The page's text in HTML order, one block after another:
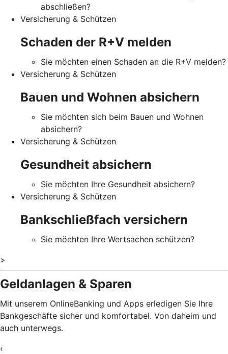
abschließen?
Versicherung & Schützen
Schaden der R+V melden
Sie möchten einen Schaden an die R+V melden?
Versicherung & Schützen
Bauen und Wohnen absichern
Sie möchten sich beim Bauen und Wohnen
absichern?
Versicherung & Schützen
Gesundheit absichern
Sie möchten Ihre Gesundheit absichern?
Versicherung & Schützen
Bankschließfach versichern
Sie möchten Ihre Wertsachen schützen?
>
Geldanlagen & Sparen
Mit unserem OnlineBanking und Apps erledigen Sie Ihre
Bankgeschäfte sicher und komfortabel. Von daheim und
auch unterwegs.
‹